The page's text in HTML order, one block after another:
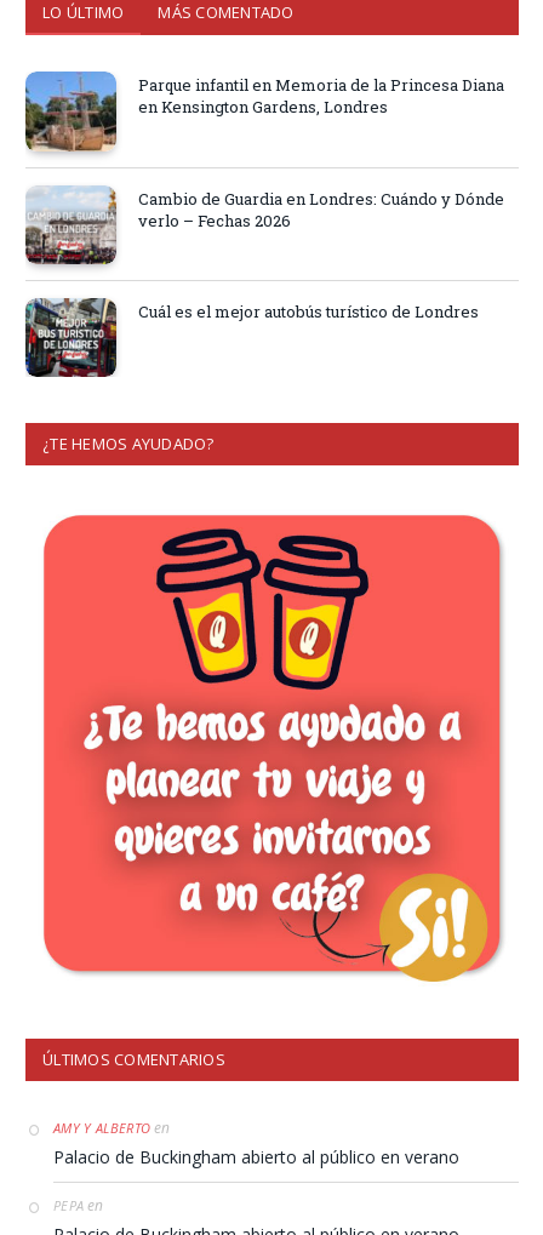
LO ÚLTIMO MÁS COMENTADO
Parque infantil en Memoria de la Princesa Diana
en Kensington Gardens, Londres
Cambio de Guardia en Londres: Cuándo y Dónde
verlo – Fechas 2026
Cuál es el mejor autobús turístico de Londres
¿TE HEMOS AYUDADO?
ÚLTIMOS COMENTARIOS
AMY Y ALBERTO en
Palacio de Buckingham abierto al público en verano
PEPA en